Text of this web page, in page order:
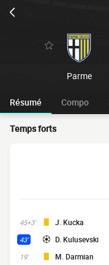
Parme
Résumé Compo
Temps forts
45+3' J. Kucka
43' D. Kulusevski
19' M. Darmian